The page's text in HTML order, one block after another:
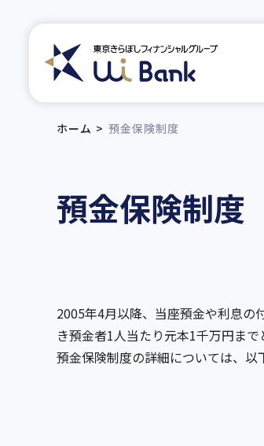
ホーム 預金保険制度
預金保険制度
2005年4月以降、当座預金や利息の
き預金者1人当たり元本1千万円まで
預金保険制度の詳細については、以